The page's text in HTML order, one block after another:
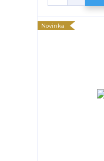
Novinka